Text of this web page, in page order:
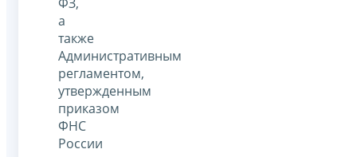
а
также
Административным
регламентом,
утвержденным
приказом
ФНС
России